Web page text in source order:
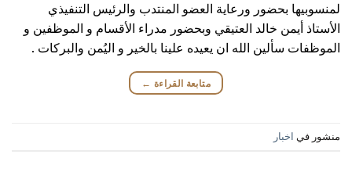
لمنسوبيها بحضور ورعاية العضو المنتدب والرئيس التنفيذي
الأستاذ أيمن خالد العتيقي وبحضور مدراء الأقسام و الموظفين و
الموظفات سألين الله ان يعيده علينا بالخير و اليُمن والبركات .
متابعة القراءة ←
منشور في اخبار